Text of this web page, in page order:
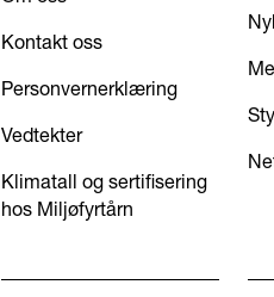
Kontakt oss
Personvernerklæring
Vedtekter
Klimatall og sertifisering
hos Miljøfyrtårn